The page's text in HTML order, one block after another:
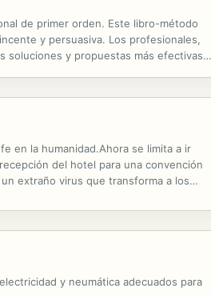
de primer orden. Este libro-método
y persuasiva. Los profesionales,
soluciones y propuestas más efectivas
en la humanidad.Ahora se limita a ir
del hotel para una convención
extraño virus que transforma a los
y neumática adecuados para